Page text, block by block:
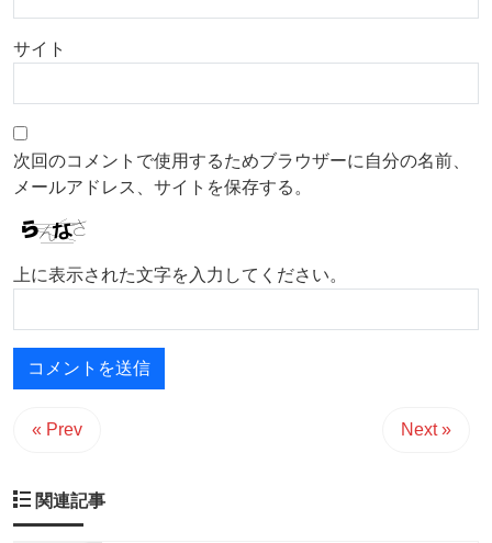
サイト
次回のコメントで使用するためブラウザーに自分の名前、
メールアドレス、サイトを保存する。
上に表示された文字を入力してください。
« Prev Next »
関連記事